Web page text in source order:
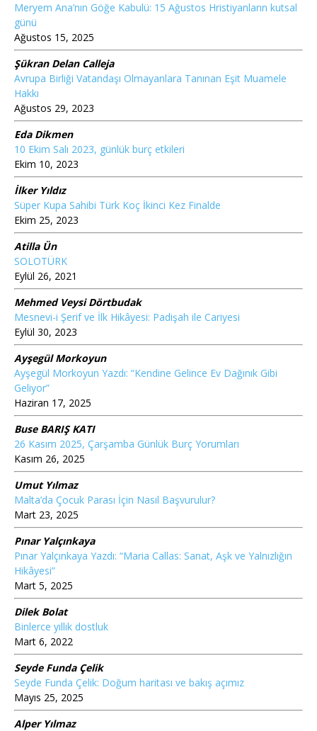
Meryem Ana’nın Göğe Kabulü: 15 Ağustos Hristiyanların kutsal
günü
Ağustos 15, 2025
Şükran Delan Calleja
Avrupa Birliği Vatandaşı Olmayanlara Tanınan Eşit Muamele
Hakkı
Ağustos 29, 2023
Eda Dikmen
10 Ekim Salı 2023, günlük burç etkileri
Ekim 10, 2023
İlker Yıldız
Süper Kupa Sahibi Türk Koç İkinci Kez Finalde
Ekim 25, 2023
Atilla Ün
SOLOTÜRK
Eylül 26, 2021
Mehmed Veysi Dörtbudak
Mesnevi-i Şerif ve İlk Hikâyesi: Padişah ile Cariyesi
Eylül 30, 2023
Ayşegül Morkoyun
Ayşegül Morkoyun Yazdı: “Kendine Gelince Ev Dağınık Gibi
Geliyor”
Haziran 17, 2025
Buse BARIŞ KATI
26 Kasım 2025, Çarşamba Günlük Burç Yorumları
Kasım 26, 2025
Umut Yılmaz
Malta’da Çocuk Parası İçin Nasıl Başvurulur?
Mart 23, 2025
Pınar Yalçınkaya
Pınar Yalçınkaya Yazdı: “Maria Callas: Sanat, Aşk ve Yalnızlığın
Hikâyesi”
Mart 5, 2025
Dilek Bolat
Binlerce yıllık dostluk
Mart 6, 2022
Seyde Funda Çelik
Seyde Funda Çelik: Doğum haritası ve bakış açımız
Mayıs 25, 2025
Alper Yılmaz